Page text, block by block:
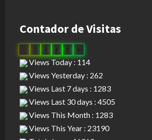
Contador de Visitas
0 3 1 1 7 5
Views Today : 114
Views Yesterday : 262
Views Last 7 days : 1283
Views Last 30 days : 4505
Views This Month : 1283
Views This Year : 23190